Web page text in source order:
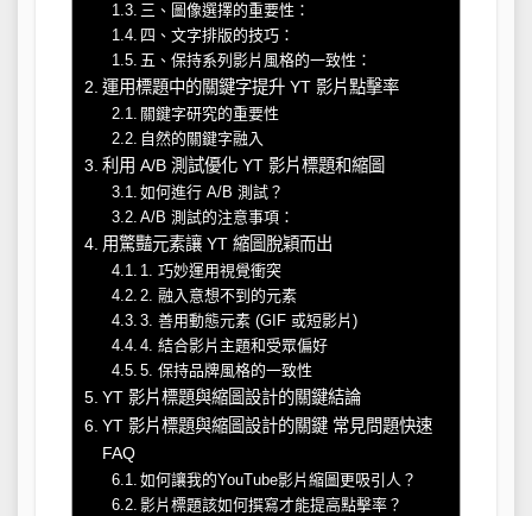
三、圖像選擇的重要性：
四、文字排版的技巧：
五、保持系列影片風格的一致性：
運用標題中的關鍵字提升 YT 影片點擊率
關鍵字研究的重要性
自然的關鍵字融入
利用 A/B 測試優化 YT 影片標題和縮圖
如何進行 A/B 測試？
A/B 測試的注意事項：
用驚豔元素讓 YT 縮圖脫穎而出
1. 巧妙運用視覺衝突
2. 融入意想不到的元素
3. 善用動態元素 (GIF 或短影片)
4. 結合影片主題和受眾偏好
5. 保持品牌風格的一致性
YT 影片標題與縮圖設計的關鍵結論
YT 影片標題與縮圖設計的關鍵 常見問題快速
FAQ
如何讓我的YouTube影片縮圖更吸引人？
影片標題該如何撰寫才能提高點擊率？